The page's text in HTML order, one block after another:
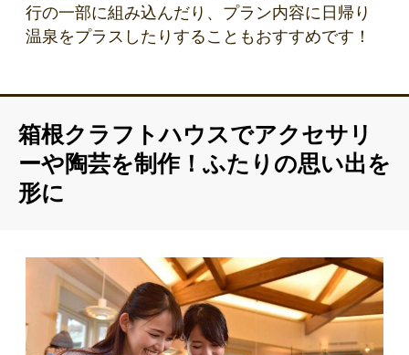
行の一部に組み込んだり、プラン内容に日帰り
温泉をプラスしたりすることもおすすめです！
箱根クラフトハウスでアクセサリ
ーや陶芸を制作！ふたりの思い出を
形に